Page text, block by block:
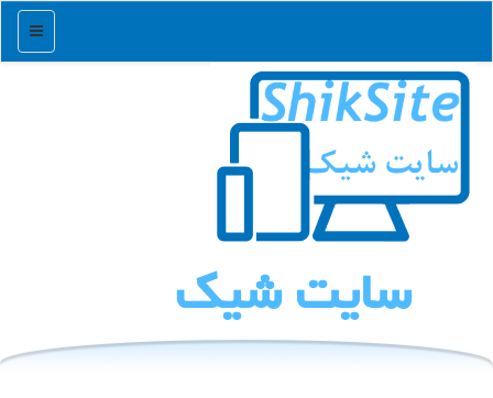
منو
سایت شیك